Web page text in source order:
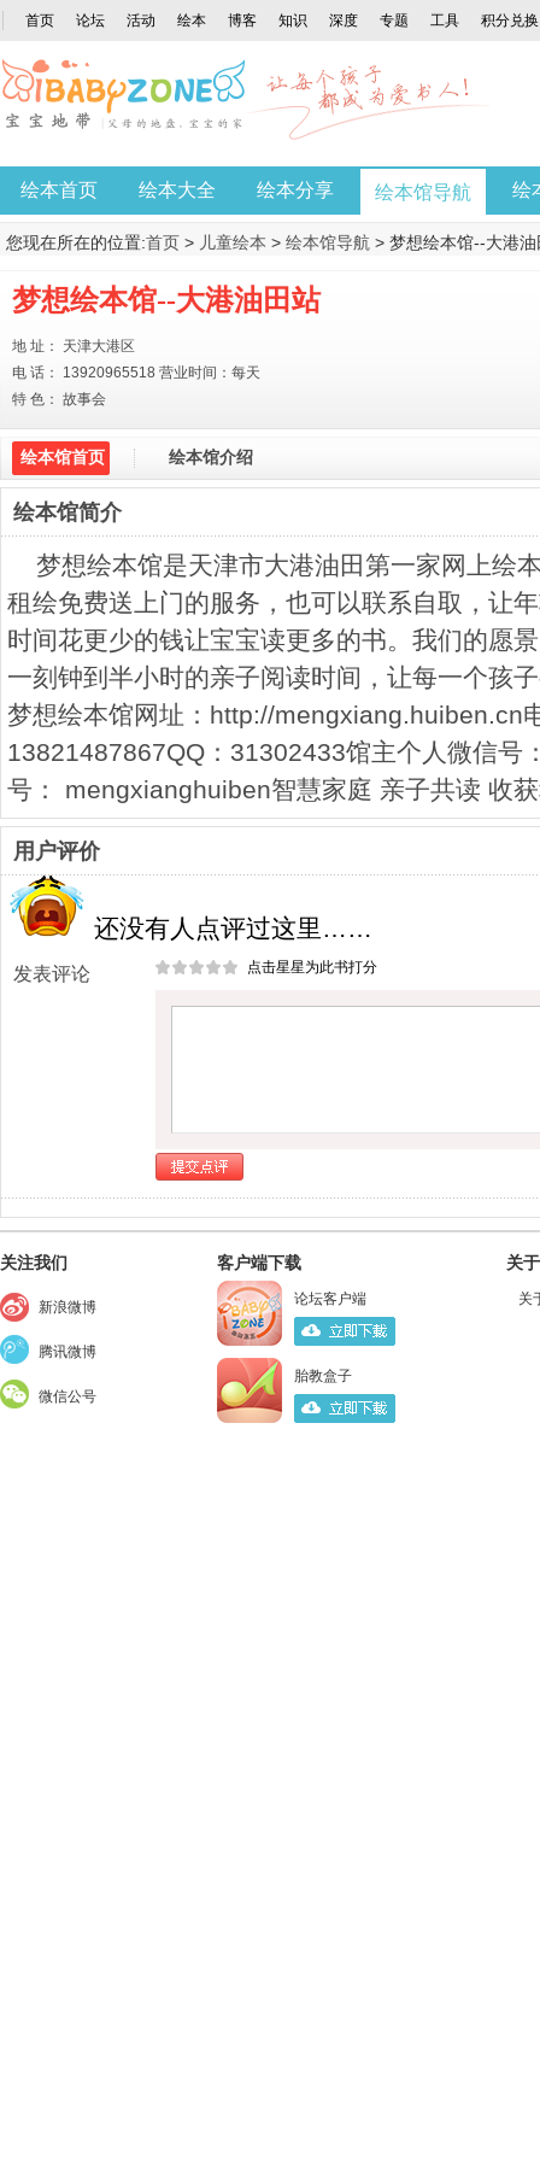
首页 论坛 活动 绘本 博客 知识 深度 专题 工具 积分兑换
绘本首页 绘本大全 绘本分享 绘本馆导航 绘
您现在所在的位置:首页 > 儿童绘本 > 绘本馆导航 > 梦想绘本馆--大港油
梦想绘本馆--大港油田站
地 址： 天津大港区
电 话： 13920965518 营业时间：每天
特 色： 故事会
绘本馆首页 绘本馆介绍
绘本馆简介
梦想绘本馆是天津市大港油田第一家网上绘
租绘免费送上门的服务，也可以联系自取，让
时间花更少的钱让宝宝读更多的书。我们的愿
一刻钟到半小时的亲子阅读时间，让每一个孩
梦想绘本馆网址：http://mengxiang.huiben.cn
13821487867QQ：31302433馆主个人微信号
号： mengxianghuiben智慧家庭 亲子共读 收
用户评价
还没有人点评过这里……
发表评论 点击星星为此书打分
关注我们
新浪微博
腾讯微博
微信公号
客户端下载
论坛客户端
胎教盒子
关
关